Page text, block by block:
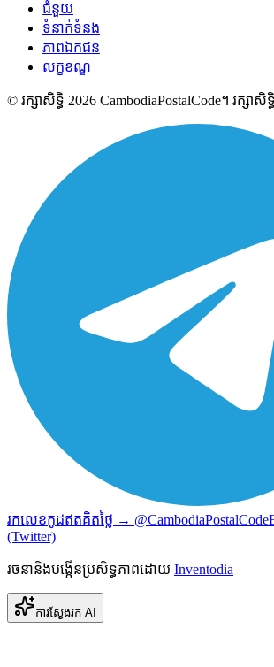
ជំនួយ
ទំនាក់ទំនង
ភាពឯកជន
លក្ខខណ្ឌ
© រក្សាសិទ្ធិ 2026 CambodiaPostalCode។ រក្សាសិ
រកលេខកូដឥតគិតថ្លៃ →
(Twitter)
រចនានិងបង្កើនប្រសិទ្ធភាពដោយ Inventodia
ការស្វែងរក AI